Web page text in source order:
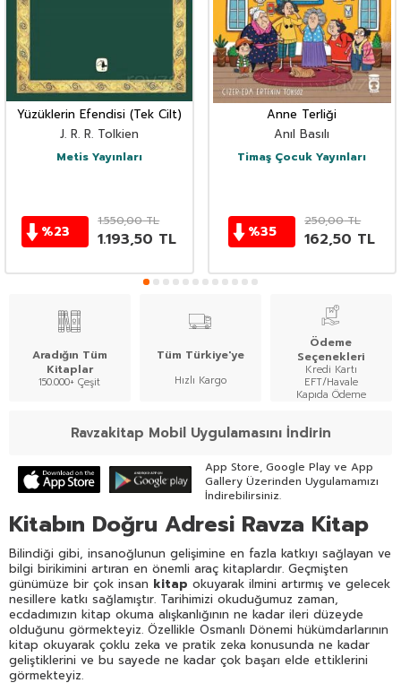
Yüzüklerin Efendisi (Tek Cilt)
J. R. R. Tolkien
Metis Yayınları
%23
1.550,00TL
1.193,50 TL
Anne Terliği
Anıl Basılı
Timaş Çocuk Yayınları
%35
250,00TL
162,50 TL
Aradığın Tüm
Kitaplar
150.000+ Çeşit
Tüm Türkiye'ye
Hızlı Kargo
Ödeme
Seçenekleri
Kredi Kartı
EFT/Havale
Kapıda Ödeme
Ravzakitap Mobil Uygulamasını İndirin
App Store, Google Play ve App
Gallery Üzerinden Uygulamamızı
İndirebilirsiniz.
Kitabın Doğru Adresi Ravza Kitap
Bilindiği gibi, insanoğlunun gelişimine en fazla katkıyı sağlayan ve
bilgi birikimini artıran en önemli araç kitaplardır. Geçmişten
günümüze bir çok insan kitap okuyarak ilmini artırmış ve gelecek
nesillere katkı sağlamıştır. Tarihimizi okuduğumuz zaman,
ecdadımızın kitap okuma alışkanlığının ne kadar ileri düzeyde
olduğunu görmekteyiz. Özellikle Osmanlı Dönemi hükümdarlarının
kitap okuyarak çoklu zeka ve pratik zeka konusunda ne kadar
geliştiklerini ve bu sayede ne kadar çok başarı elde ettiklerini
görmekteyiz.